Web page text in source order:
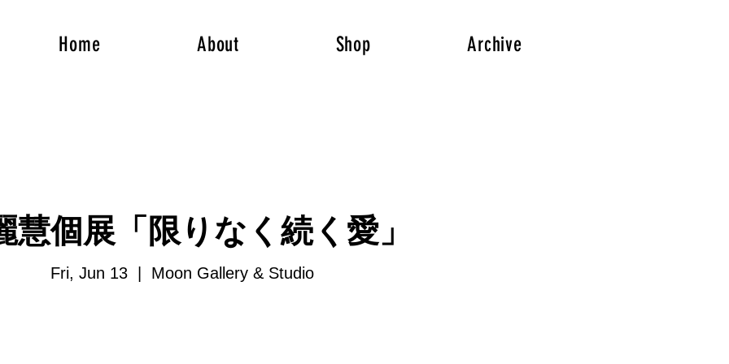
Home About Shop Archive
慧個展「限りなく続く愛」
Fri, Jun 13 Moon Gallery & Studio